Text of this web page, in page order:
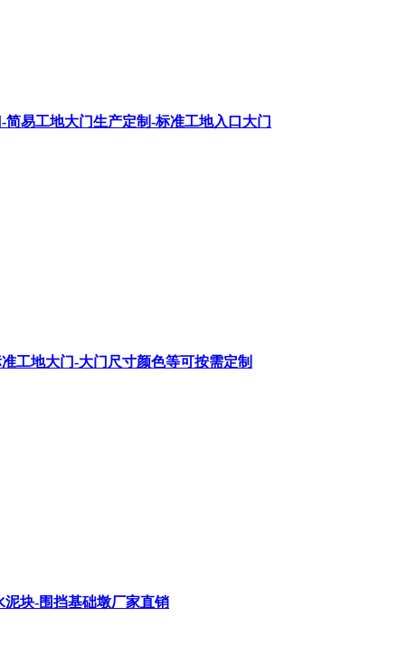
简易工地大门生产定制-标准工地入口大门
工地大门-大门尺寸颜色等可按需定制
泥块-围挡基础墩厂家直销